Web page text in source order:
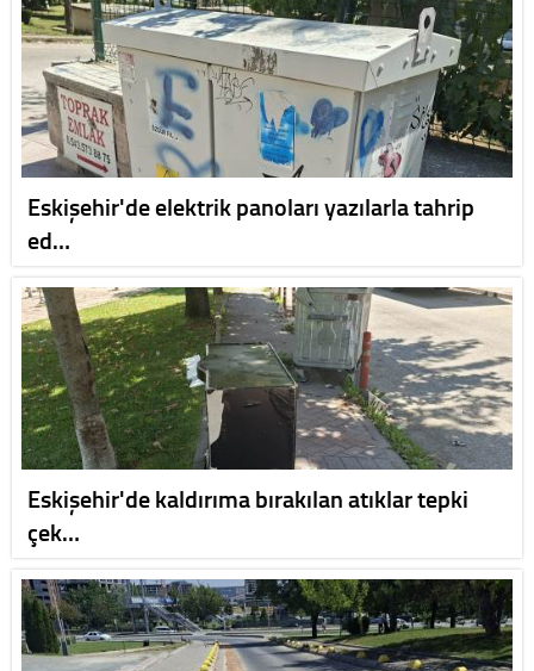
Eskişehir'de elektrik panoları yazılarla tahrip
ed…
Eskişehir'de kaldırıma bırakılan atıklar tepki
çek…